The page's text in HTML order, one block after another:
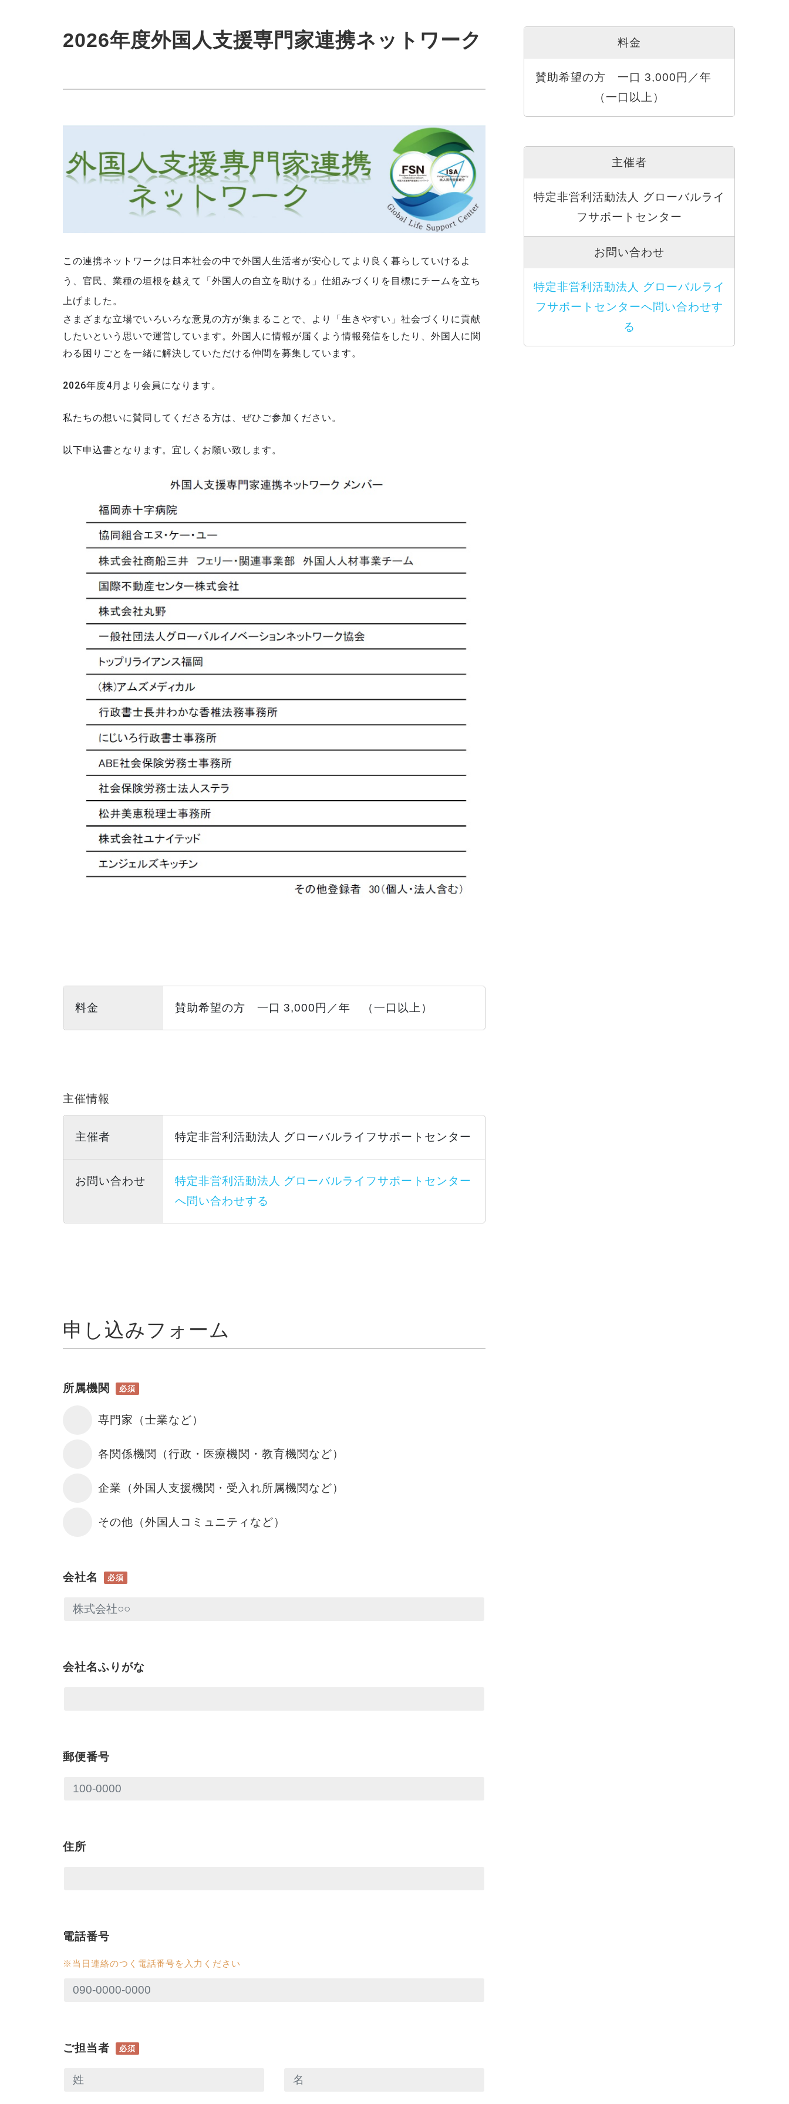
2026年度外国人支援専門家連携ネットワーク
この連携ネットワークは日本社会の中で外国人生活者が安心してより良く暮らしていけるよ
う、官民、業種の垣根を越えて「外国人の自立を助ける」仕組みづくりを目標にチームを立ち
上げました。
さまざまな立場でいろいろな意見の方が集まることで、より「生きやすい」社会づくりに貢献
したいという思いで運営しています。外国人に情報が届くよう情報発信をしたり、外国人に関
わる困りごとを一緒に解決していただける仲間を募集しています。
2026年度4月より会員になります。
私たちの想いに賛同してくださる方は、ぜひご参加ください。
以下申込書となります。宜しくお願い致します。
料金 賛助希望の方 一口 3,000円／年 （一口以上）
主催情報
主催者 特定非営利活動法人 グローバルライフサポートセンター
お問い合わせ
特定非営利活動法人 グローバルライフサポートセンター
へ問い合わせする
申し込みフォーム
所属機関 必須
専門家（士業など）
各関係機関（行政・医療機関・教育機関など）
企業（外国人支援機関・受入れ所属機関など）
その他（外国人コミュニティなど）
会社名 必須
会社名ふりがな
郵便番号
住所
電話番号
※当日連絡のつく電話番号を入力ください
ご担当者 必須
料金
賛助希望の方 一口 3,000円／年
（一口以上）
主催者
特定非営利活動法人 グローバルライ
フサポートセンター
お問い合わせ
特定非営利活動法人 グローバルライ
フサポートセンターへ問い合わせす
る